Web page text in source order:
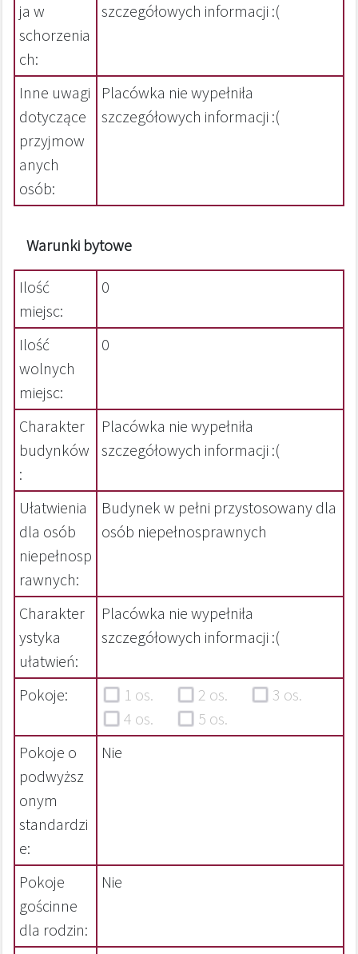
ja w
schorzenia
ch:
szczegółowych informacji :(
Inne uwagi
dotyczące
przyjmow
anych
osób:
Placówka nie wypełniła
szczegółowych informacji :(
Warunki bytowe
Ilość
miejsc:
0
Ilość
wolnych
miejsc:
0
Charakter
budynków
:
Placówka nie wypełniła
szczegółowych informacji :(
Ułatwienia
dla osób
niepełnosp
rawnych:
Budynek w pełni przystosowany dla
osób niepełnosprawnych
Charakter
ystyka
ułatwień:
Placówka nie wypełniła
szczegółowych informacji :(
Pokoje: 1 os. 2 os.
3 os.
4 os.
5 os.
Pokoje o
podwyższ
onym
standardzi
e:
Nie
Pokoje
gościnne
dla rodzin:
Nie